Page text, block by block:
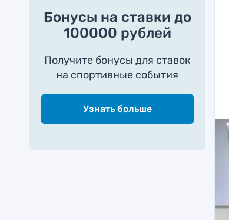
Бонусы на ставки до
100000 рублей
Получите бонусы для ставок
на спортивные события
Узнать больше